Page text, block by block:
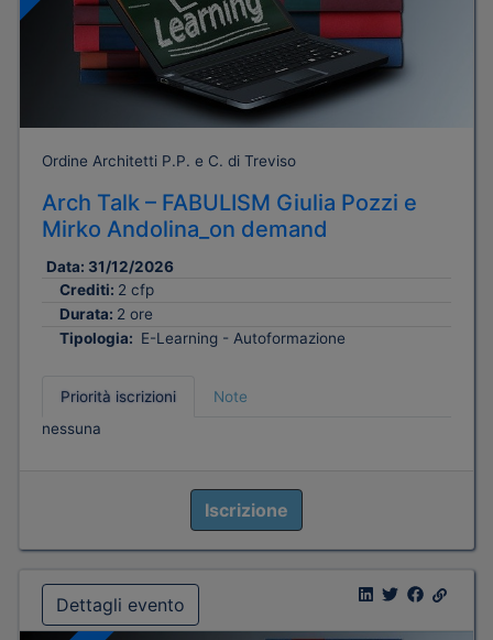
Ordine Architetti P.P. e C. di Treviso
Arch Talk – FABULISM Giulia Pozzi e
Mirko Andolina_on demand
Data: 31/12/2026
Crediti: 2 cfp
Durata: 2 ore
Tipologia: E-Learning - Autoformazione
Priorità iscrizioni
Note
nessuna
Iscrizione
Dettagli evento